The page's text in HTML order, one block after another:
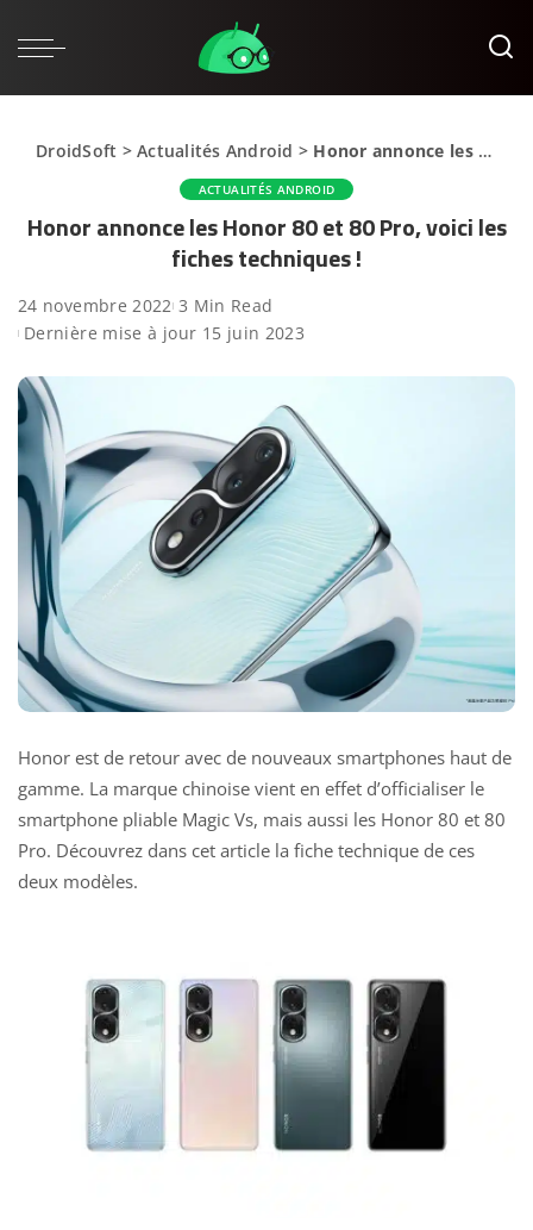
DroidSoft >Actualités Android > Honor annonce les Honor 80 et 80 Pro, voici les fiches techniques !
ACTUALITÉS ANDROID
Honor annonce les Honor 80 et 80 Pro, voici les
fiches techniques !
24 novembre 2022 3 Min Read
Dernière mise à jour 15 juin 2023
Honor est de retour avec de nouveaux smartphones haut de
gamme. La marque chinoise vient en effet d’officialiser le
smartphone pliable Magic Vs, mais aussi les Honor 80 et 80
Pro. Découvrez dans cet article la fiche technique de ces
deux modèles.